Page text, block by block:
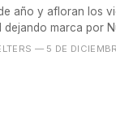
año y afloran los
marca por
— 5 DE